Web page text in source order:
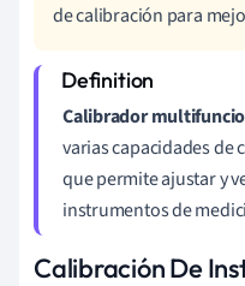
de calibración para
Calibrador
varias capacidades de
que permite ajustar y
instrumentos de
Calibración De